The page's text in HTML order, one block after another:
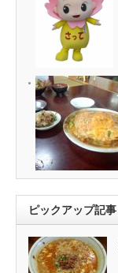
ピックアップ記事